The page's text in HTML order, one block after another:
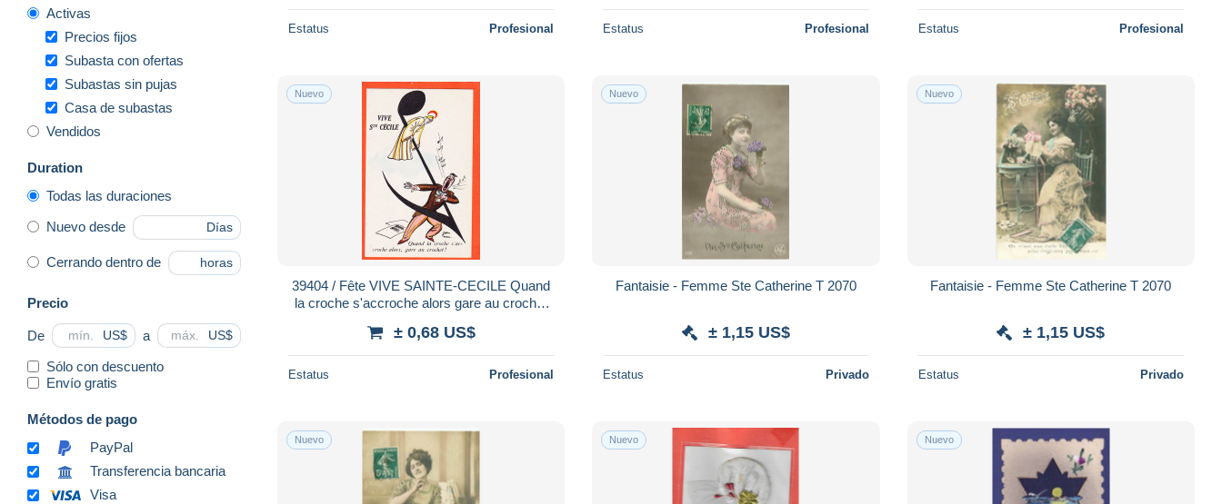
Activas
Precios fijos
Subasta con ofertas
Subastas sin pujas
Casa de subastas
Vendidos
Duration
Todas las duraciones
Nuevo desde Días
Cerrando dentro de horas
Precio
De US$ a US$
Sólo con descuento
Envío gratis
Métodos de pago
PayPal
Transferencia bancaria
Visa
Estatus Profesional Estatus Profesional Estatus Profesional
Nuevo
39404 / Fête VIVE SAINTE-CECILE Quand
la croche s'accroche alors gare au crochet
222
± 0,68 US$
Estatus Profesional
Nuevo
Fantaisie - Femme Ste Catherine T 2070
± 1,15 US$
Estatus Privado
Nuevo
Fantaisie - Femme Ste Catherine T 2070
± 1,15 US$
Estatus Privado
Nuevo Nuevo Nuevo